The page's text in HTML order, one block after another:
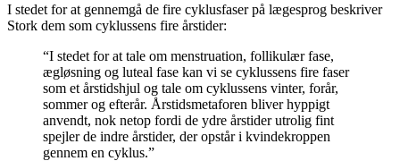
I stedet for at gennemgå de fire cyklusfaser på lægesprog beskriver
Stork dem som cyklussens fire årstider:
“I stedet for at tale om menstruation, follikulær fase,
ægløsning og luteal fase kan vi se cyklussens fire faser
som et årstidshjul og tale om cyklussens vinter, forår,
sommer og efterår. Årstidsmetaforen bliver hyppigt
anvendt, nok netop fordi de ydre årstider utrolig fint
spejler de indre årstider, der opstår i kvindekroppen
gennem en cyklus.”